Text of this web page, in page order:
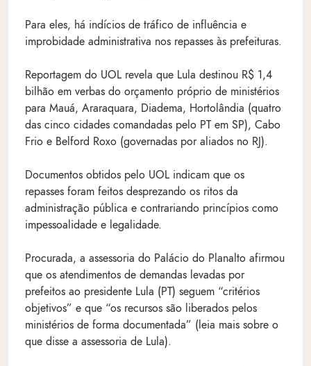
Para eles, há indícios de tráfico de influência e
improbidade administrativa nos repasses às prefeituras.
Reportagem do UOL revela que Lula destinou R$ 1,4
bilhão em verbas do orçamento próprio de ministérios
para Mauá, Araraquara, Diadema, Hortolândia (quatro
das cinco cidades comandadas pelo PT em SP), Cabo
Frio e Belford Roxo (governadas por aliados no RJ).
Documentos obtidos pelo UOL indicam que os
repasses foram feitos desprezando os ritos da
administração pública e contrariando princípios como
impessoalidade e legalidade.
Procurada, a assessoria do Palácio do Planalto afirmou
que os atendimentos de demandas levadas por
prefeitos ao presidente Lula (PT) seguem “critérios
objetivos” e que “os recursos são liberados pelos
ministérios de forma documentada” (leia mais sobre o
que disse a assessoria de Lula).